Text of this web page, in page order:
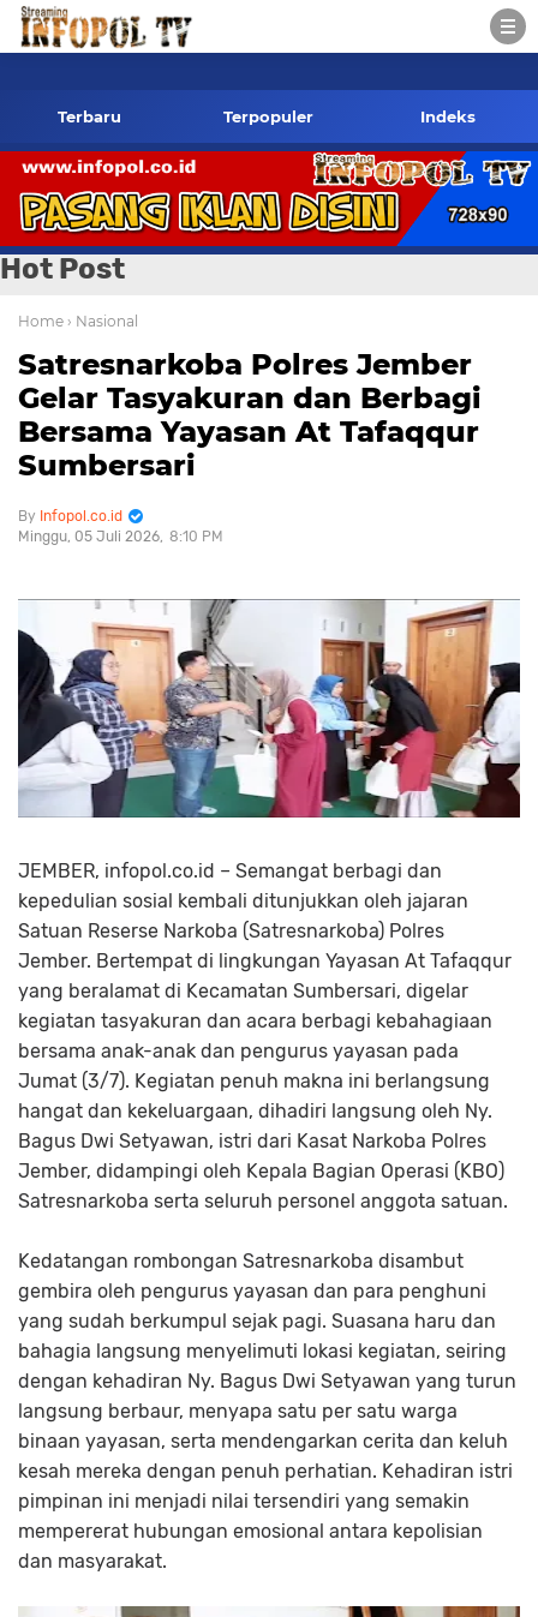
Kontak Redaksi- 085784424805 wa
Terbaru Terpopuler Indeks
Hot Post
Home › Nasional
Satresnarkoba Polres Jember
Gelar Tasyakuran dan Berbagi
Bersama Yayasan At Tafaqqur
Sumbersari
Infopol.co.id
Minggu, 05 Juli 2026 8:10 PM
JEMBER, infopol.co.id – Semangat berbagi dan
kepedulian sosial kembali ditunjukkan oleh jajaran
Satuan Reserse Narkoba (Satresnarkoba) Polres
Jember. Bertempat di lingkungan Yayasan At Tafaqqur
yang beralamat di Kecamatan Sumbersari, digelar
kegiatan tasyakuran dan acara berbagi kebahagiaan
bersama anak-anak dan pengurus yayasan pada
Jumat (3/7). Kegiatan penuh makna ini berlangsung
hangat dan kekeluargaan, dihadiri langsung oleh Ny.
Bagus Dwi Setyawan, istri dari Kasat Narkoba Polres
Jember, didampingi oleh Kepala Bagian Operasi (KBO)
Satresnarkoba serta seluruh personel anggota satuan.
Kedatangan rombongan Satresnarkoba disambut
gembira oleh pengurus yayasan dan para penghuni
yang sudah berkumpul sejak pagi. Suasana haru dan
bahagia langsung menyelimuti lokasi kegiatan, seiring
dengan kehadiran Ny. Bagus Dwi Setyawan yang turun
langsung berbaur, menyapa satu per satu warga
binaan yayasan, serta mendengarkan cerita dan keluh
kesah mereka dengan penuh perhatian. Kehadiran istri
pimpinan ini menjadi nilai tersendiri yang semakin
mempererat hubungan emosional antara kepolisian
dan masyarakat.